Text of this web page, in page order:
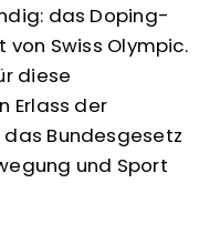
das Doping-
Swiss Olympic.
diese
Erlass der
Bundesgesetz
und Sport